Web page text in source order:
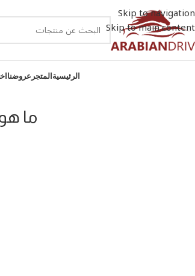
Skip to navigation
Skip to main content
الرئيسيةالمتجر عروضنا
ما